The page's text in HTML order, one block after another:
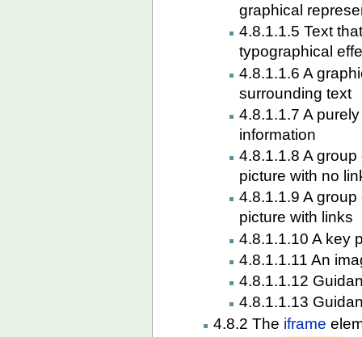
graphical
4.8.1.1.5 Text
typographical
4.8.1.1.6 A
surrounding text
4.8.1.1.7 A
information
4.8.1.1.8 A
picture with no
4.8.1.1.9 A
picture with links
4.8.1.1.10 A key
4.8.1.1.11 An
4.8.1.1.12
4.8.1.1.13
4.8.2 The iframe